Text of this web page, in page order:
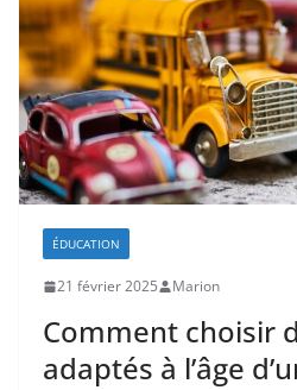
ÉDUCATION
21 février 2025 Marion
Comment choisir
adaptés à l’âge